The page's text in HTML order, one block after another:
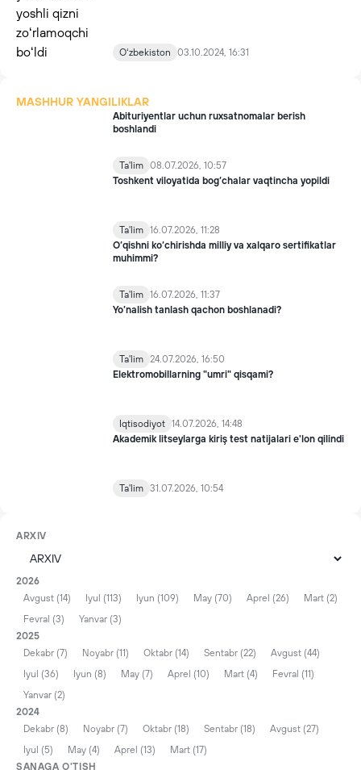
Oʻzbekiston 03.10.2024, 16:31
MASHHUR YANGILIKLAR
Abituriyentlar uchun ruxsatnomalar berish
boshlandi
Ta'lim 08.07.2026, 10:57
Toshkent viloyatida bog‘chalar vaqtincha yopildi
Ta'lim 16.07.2026, 11:28
O‘qishni ko‘chirishda milliy va xalqaro sertifikatlar
muhimmi?
Ta'lim 16.07.2026, 11:37
Yo’nalish tanlash qachon boshlanadi?
Ta'lim 24.07.2026, 16:50
Elektromobillarning "umri" qisqami?
Iqtisodiyot 14.07.2026, 14:48
Akademik litseylarga kiriş test natijalari e'lon qilindi
Ta'lim 31.07.2026, 10:54
ARXIV
2026
Avgust (14)
Iyul (113) Iyun (109) May (70) Aprel (26)
Mart (2)
Fevral (3)
Yanvar (3)
2025
Dekabr (7)
Noyabr (11) Oktabr (14) Sentabr (22)
Avgust (44)
Iyul (36)
Iyun (8) May (7) Aprel (10) Mart (4)
Fevral (11)
Yanvar (2)
2024
Dekabr (8)
Noyabr (7) Oktabr (18) Sentabr (18)
Avgust (27)
Iyul (5)
May (4) Aprel (13)
Mart (17)
SANAGA O'TISH